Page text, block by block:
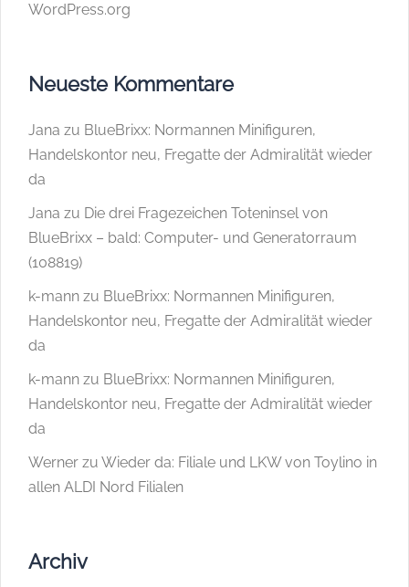
WordPress.org
Neueste Kommentare
Jana zu BlueBrixx: Normannen Minifiguren,
Handelskontor neu, Fregatte der Admiralität wieder
da
Jana zu Die drei Fragezeichen Toteninsel von
BlueBrixx – bald: Computer- und Generatorraum
(108819)
k-mann zu BlueBrixx: Normannen Minifiguren,
Handelskontor neu, Fregatte der Admiralität wieder
da
k-mann zu BlueBrixx: Normannen Minifiguren,
Handelskontor neu, Fregatte der Admiralität wieder
da
Werner zu Wieder da: Filiale und LKW von Toylino in
allen ALDI Nord Filialen
Archiv